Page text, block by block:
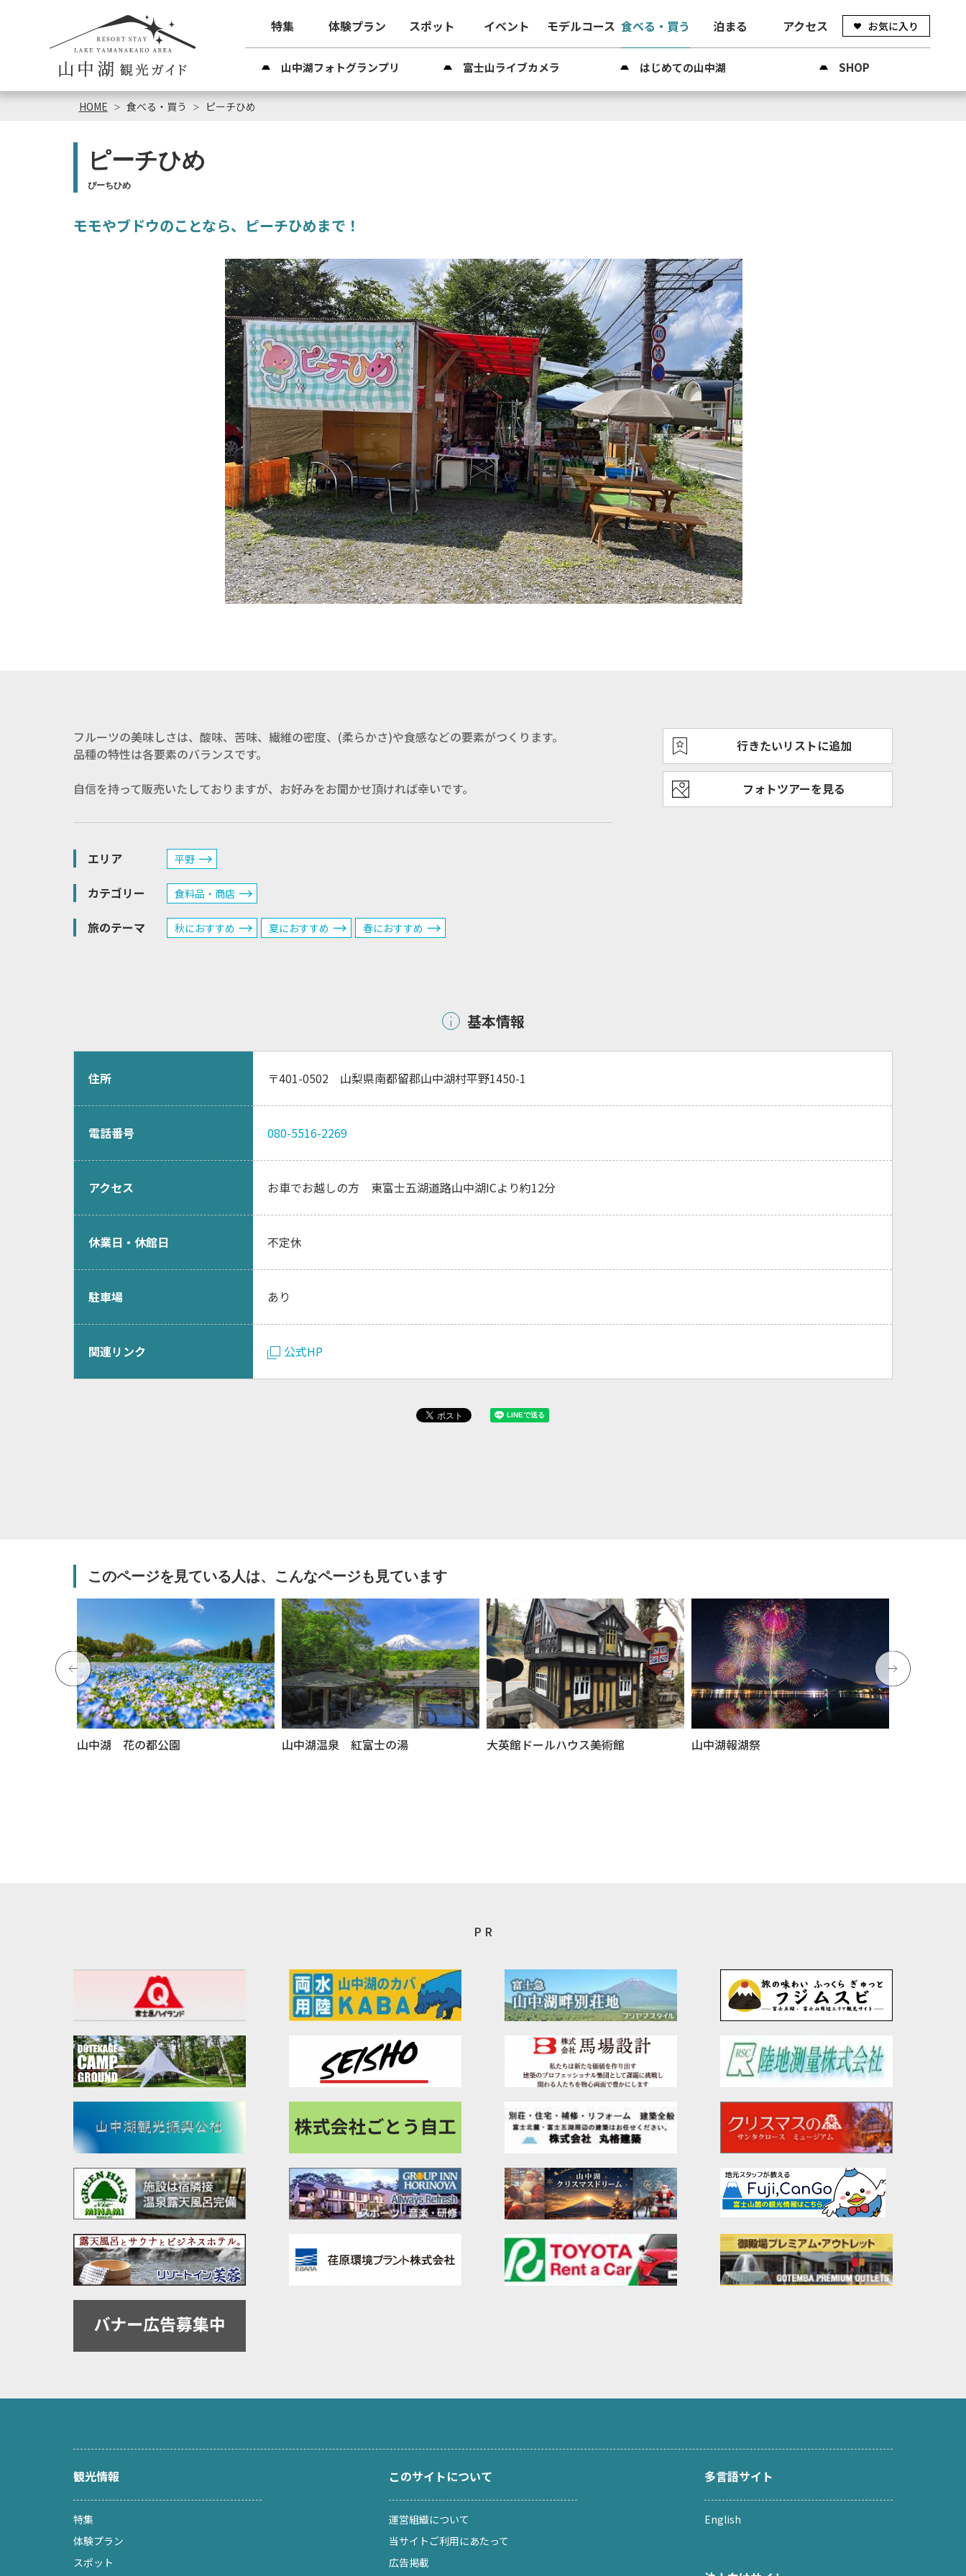
特集 体験プラン スポット イベント モデルコース 食べる・買う 泊まる アクセス お気に入り
山中湖フォトグランプリ 富士山ライブカメラ はじめての山中湖 SHOP
HOME 食べる・買う ピーチひめ
ピーチひめ
ぴーちひめ
モモやブドウのことなら、ピーチひめまで！
フルーツの美味しさは、酸味、苦味、繊維の密度、(柔らかさ)や食感などの要素がつくります。
品種の特性は各要素のバランスです。
自信を持って販売いたしておりますが、お好みをお聞かせ頂ければ幸いです。
エリア 平野
カテゴリー 食料品・商店
旅のテーマ 秋におすすめ 夏におすすめ 春におすすめ
行きたいリストに追加
フォトツアーを見る
基本情報
住所 〒401-0502 山梨県南都留郡山中湖村平野1450-1
電話番号 080-5516-2269
アクセス お車でお越しの方 東富士五湖道路山中湖ICより約12分
休業日・休館日 不定休
駐車場 あり
関連リンク 公式HP
このページを見ている人は、こんなページも見ています
山中湖 花の都公園 山中湖温泉 紅富士の湯 大英館ドールハウス美術館 山中湖報湖祭
P R
観光情報
特集
体験プラン
スポット
このサイトについて
運営組織について
当サイトご利用にあたって
広告掲載
多言語サイト
English